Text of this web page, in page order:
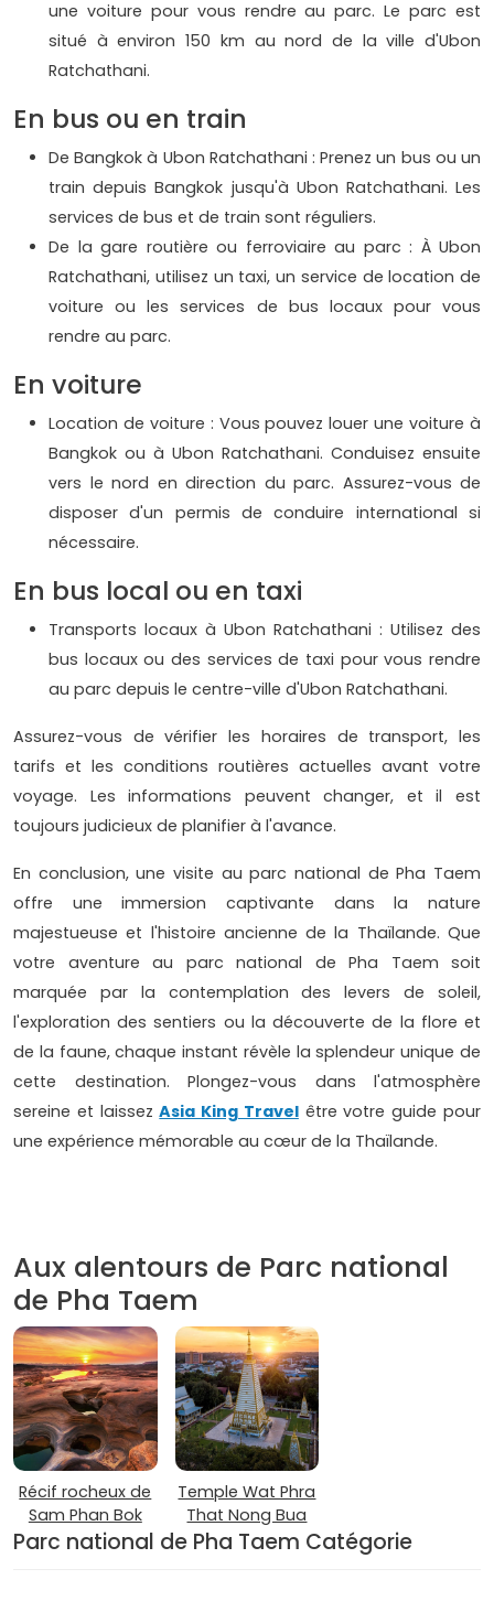
une voiture pour vous rendre au parc. Le parc est
situé à environ 150 km au nord de la ville d'Ubon
Ratchathani.
En bus ou en train
De Bangkok à Ubon Ratchathani : Prenez un bus ou un
train depuis Bangkok jusqu'à Ubon Ratchathani. Les
services de bus et de train sont réguliers.
De la gare routière ou ferroviaire au parc : À Ubon
Ratchathani, utilisez un taxi, un service de location de
voiture ou les services de bus locaux pour vous
rendre au parc.
En voiture
Location de voiture : Vous pouvez louer une voiture à
Bangkok ou à Ubon Ratchathani. Conduisez ensuite
vers le nord en direction du parc. Assurez-vous de
disposer d'un permis de conduire international si
nécessaire.
En bus local ou en taxi
Transports locaux à Ubon Ratchathani : Utilisez des
bus locaux ou des services de taxi pour vous rendre
au parc depuis le centre-ville d'Ubon Ratchathani.
Assurez-vous de vérifier les horaires de transport, les
tarifs et les conditions routières actuelles avant votre
voyage. Les informations peuvent changer, et il est
toujours judicieux de planifier à l'avance.
En conclusion, une visite au parc national de Pha Taem
offre une immersion captivante dans la nature
majestueuse et l'histoire ancienne de la Thaïlande. Que
votre aventure au parc national de Pha Taem soit
marquée par la contemplation des levers de soleil,
l'exploration des sentiers ou la découverte de la flore et
de la faune, chaque instant révèle la splendeur unique de
cette destination. Plongez-vous dans l'atmosphère
sereine et laissezAsia King Travelêtre votre guide pour
une expérience mémorable au cœur de la Thaïlande.
Aux alentours de Parc national
de Pha Taem
Récif rocheux de
Sam Phan Bok
Temple Wat Phra
That Nong Bua
Parc national de Pha Taem Catégorie